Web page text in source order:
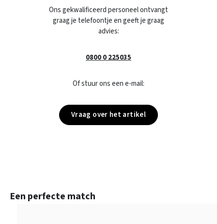
Ons gekwalificeerd personeel ontvangt
graag je telefoontje en geeft je graag
advies:
0800 0 225035
Of stuur ons een e-mail:
Vraag over het artikel
Productgalerij overslaan
Een perfecte match